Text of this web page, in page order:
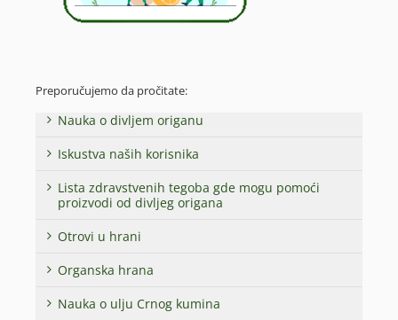
Preporučujemo da pročitate:
Nauka o divljem origanu
Iskustva naših korisnika
Lista zdravstvenih tegoba gde mogu pomoći
proizvodi od divljeg origana
Otrovi u hrani
Organska hrana
Nauka o ulju Crnog kumina